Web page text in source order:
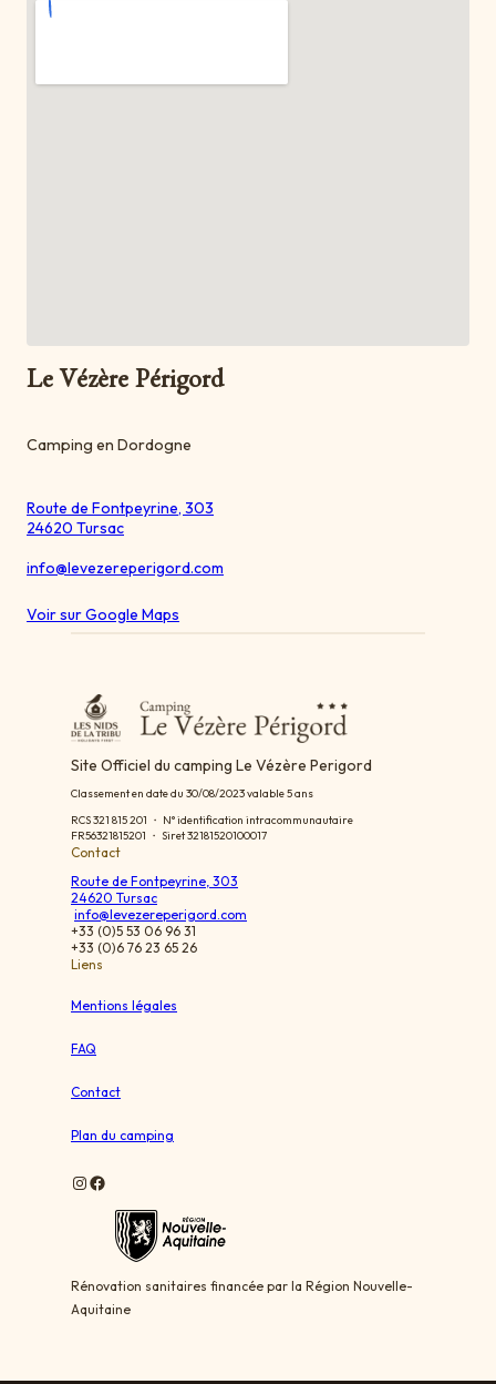
Le Vézère Périgord
Camping en Dordogne
Route de Fontpeyrine, 303
24620 Tursac
info@levezereperigord.com
Voir sur Google Maps
Site Officiel du camping Le Vézère Perigord
Classement en date du 30/08/2023 valable 5 ans
RCS 321 815 201 ・ N° identification intracommunautaire
FR56321815201 ・ Siret 32181520100017
Contact
Route de Fontpeyrine, 303
24620 Tursac
info@levezereperigord.com
+33 (0)5 53 06 96 31
+33 (0)6 76 23 65 26
Liens
Mentions légales
FAQ
Contact
Plan du camping
Instagram Facebook
Rénovation sanitaires financée par la Région Nouvelle-
Aquitaine